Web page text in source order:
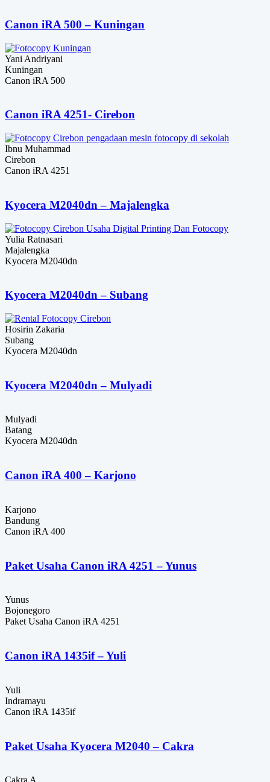
Canon iRA 500 – Kuningan
Yani Andriyani
Kuningan
Canon iRA 500
Canon iRA 4251- Cirebon
Ibnu Muhammad
Cirebon
Canon iRA 4251
Kyocera M2040dn – Majalengka
Yulia Ratnasari
Majalengka
Kyocera M2040dn
Kyocera M2040dn – Subang
Hosirin Zakaria
Subang
Kyocera M2040dn
Kyocera M2040dn – Mulyadi
Mulyadi
Batang
Kyocera M2040dn
Canon iRA 400 – Karjono
Karjono
Bandung
Canon iRA 400
Paket Usaha Canon iRA 4251 – Yunus
Yunus
Bojonegoro
Paket Usaha Canon iRA 4251
Canon iRA 1435if – Yuli
Yuli
Indramayu
Canon iRA 1435if
Paket Usaha Kyocera M2040 – Cakra